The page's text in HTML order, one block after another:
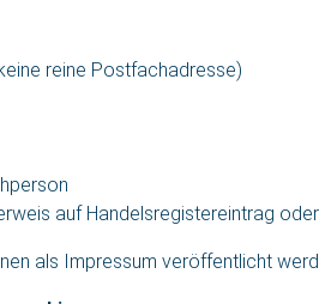
reine Postfachadresse)
auf Handelsregistereintrag
als Impressum veröffentlicht